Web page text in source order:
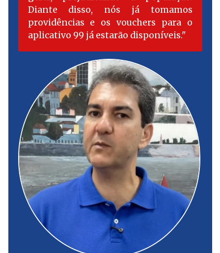
Diante disso, nós já tomamos
providências e os vouchers para o
aplicativo 99 já estarão disponíveis.